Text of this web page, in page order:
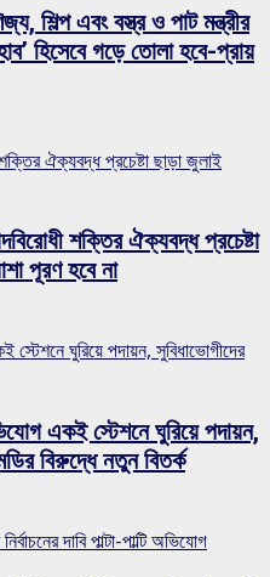
শিল্প এবং বস্ত্র ও পাট মন্ত্রীর
হিসেবে গড়ে তোলা হবে-প্রায়
ঐক্যবদ্ধ প্রচেষ্টা ছাড়া জুলাই
শক্তির ঐক্যবদ্ধ প্রচেষ্টা
পূরণ হবে না
স্টেশনে ঘুরিয়ে পদায়ন, সুবিধাভোগীদের
একই স্টেশনে ঘুরিয়ে পদায়ন,
বিরুদ্ধে নতুন বিতর্ক
দাবি পাল্টা-পাল্টি অভিযোগ